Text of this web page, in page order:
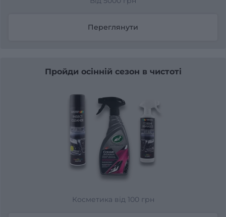
Переглянути
Пройди осінній сезон в чистоті
Косметика від 100 грн